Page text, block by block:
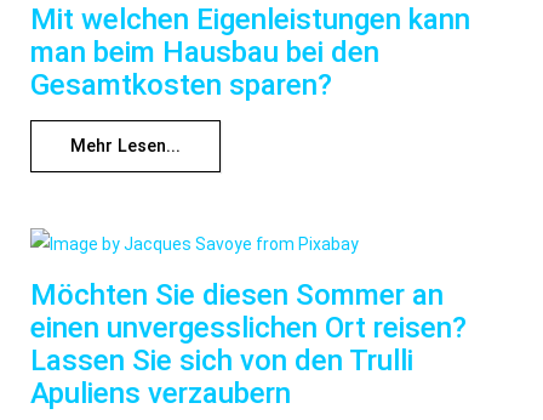
Mit welchen Eigenleistungen kann
man beim Hausbau bei den
Gesamtkosten sparen?
Mehr Lesen...
Möchten Sie diesen Sommer an
einen unvergesslichen Ort reisen?
Lassen Sie sich von den Trulli
Apuliens verzaubern